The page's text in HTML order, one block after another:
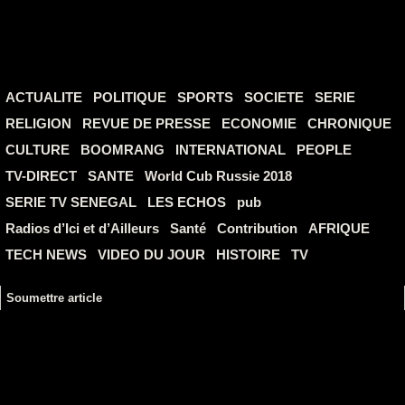
ACTUALITE POLITIQUE SPORTS SOCIETE
SERIE
RELIGION
REVUE DE PRESSE ECONOMIE
CHRONIQUE
CULTURE
BOOMRANG INTERNATIONAL
PEOPLE
TV-DIRECT
SANTE
World Cub Russie 2018
SERIE TV SENEGAL
LES ECHOS
pub
Radios d’Ici et d’Ailleurs
Santé Contribution
AFRIQUE
TECH NEWS
VIDEO DU JOUR HISTOIRE TV
Soumettre article